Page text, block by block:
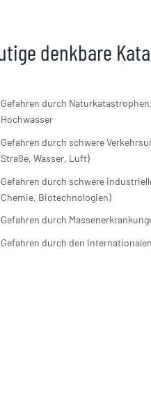
denkbare
Gefahren durch
Hochwasser
Gefahren durch schwere
Straße, Wasser, Luft)
Gefahren durch schwere
Chemie, Biotechnologien)
Gefahren durch
Gefahren durch den